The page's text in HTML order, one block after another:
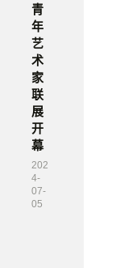
青
年
艺
术
家
联
展
开
幕
202
4-
07-
05